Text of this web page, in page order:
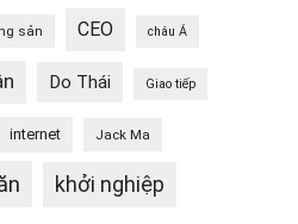
sản CEO châu Á
Do Thái Giao tiếp
internet Jack Ma
khởi nghiệp